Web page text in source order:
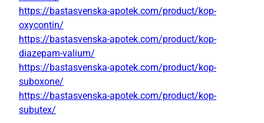
https://bastasvenska-apotek.com/product/kop-
oxycontin/
https://bastasvenska-apotek.com/product/kop-
diazepam-valium/
https://bastasvenska-apotek.com/product/kop-
suboxone/
https://bastasvenska-apotek.com/product/kop-
subutex/